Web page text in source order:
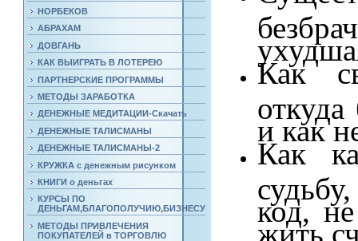
НОРБЕКОВ
АБРАХАМ
ДОВГАНЬ
КАК ВЫИГРАТЬ В ЛОТЕРЕЮ
ПАРТНЕРСКИЕ ПРОГРАММЫ
МЕТОДЫ ЗАРАБОТКА
ДЕНЕЖНЫЕ МЕДИТАЦИИ-Скачать
ДЕНЕЖНЫЕ ТАЛИСМАНЫ
ДЕНЕЖНЫЕ ТАЛИСМАНЫ-2
КРУЖКА с денежным рисунком
КНИГИ о деньгах
КУРСЫ ПО
ДЕНЬГАМ,БЛАГОПОЛУЧИЮ,БИЗНЕСУ
МЕТОДЫ ПРИВЛЕЧЕНИЯ
ПОКУПАТЕЛЕЙ в ТОРГОВЛЮ
Как
откуда
и как
Как
код,
жить